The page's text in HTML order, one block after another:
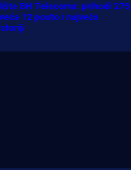
BH Telecoma: prihodi
12 posto i najveća